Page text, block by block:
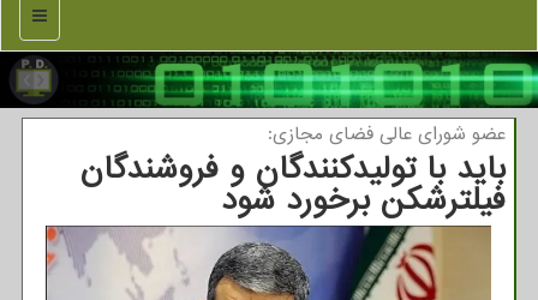
منو
عضو شورای عالی فضای مجازی:
باید با تولیدکنندگان و فروشندگان
فیلترشکن برخورد شود